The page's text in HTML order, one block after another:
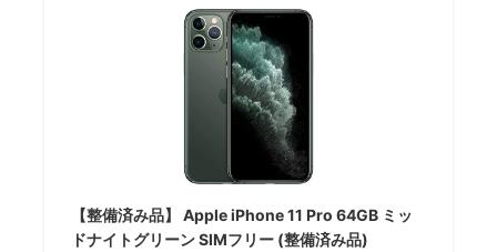
【整備済み品】 Apple iPhone 11 Pro 64GB ミッ
ドナイトグリーン SIMフリー (整備済み品)